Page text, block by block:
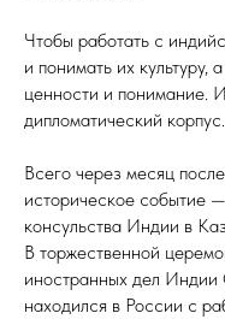
Чтобы работать с
и понимать их культуру,
ценности и понимание.
дипломатический корпус.
Всего через месяц
историческое событие
консульства Индии в
В торжественной
иностранных дел
находился в России с